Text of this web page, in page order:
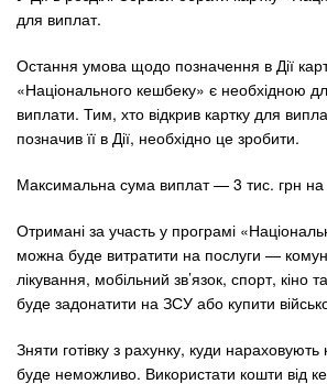
для виплат.
Остання умова щодо позначення в Дії
«Національного кешбеку» є необхідною
виплати. Тим, хто відкрив картку для
позначив її в Дії, необхідно це зробити.
Максимальна сума виплат — 3 тис. грн на
Отримані за участь у програмі
можна буде витратити на послуги —
лікування, мобільний зв’язок, спорт, кіно
буде задонатити на ЗСУ або купити
Зняти готівку з рахунку, куди
буде неможливо. Використати кошти від